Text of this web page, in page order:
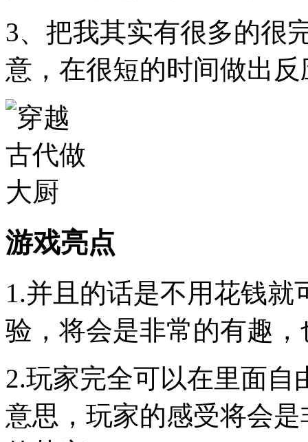
3、把我其实有很多的很
意，在很短的时间做出
游戏亮点
1.并且的话是不用花钱
验，将会是非常的有趣
2.玩家完全可以在里面
意思，玩家的感受将会